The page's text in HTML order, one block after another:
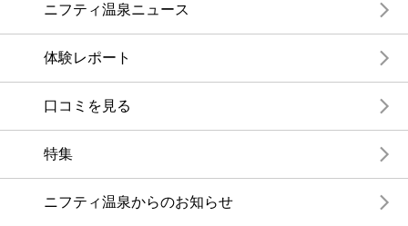
ニフティ温泉ニュース
体験レポート
口コミを見る
特集
ニフティ温泉からのお知らせ